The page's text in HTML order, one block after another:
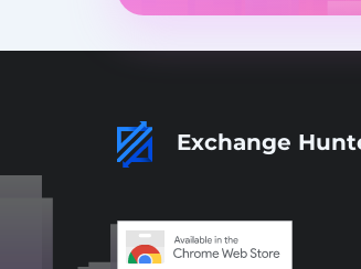
Exchange